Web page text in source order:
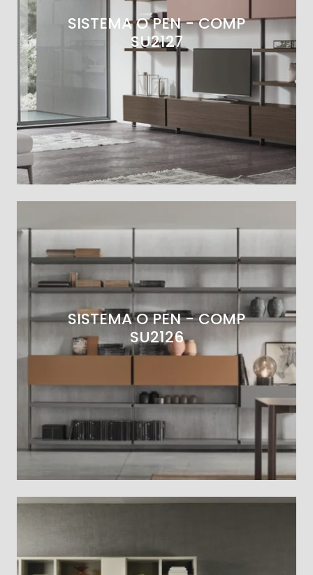
SISTEMA O PEN - COMP
SU2127
SISTEMA O PEN - COMP
SU2126